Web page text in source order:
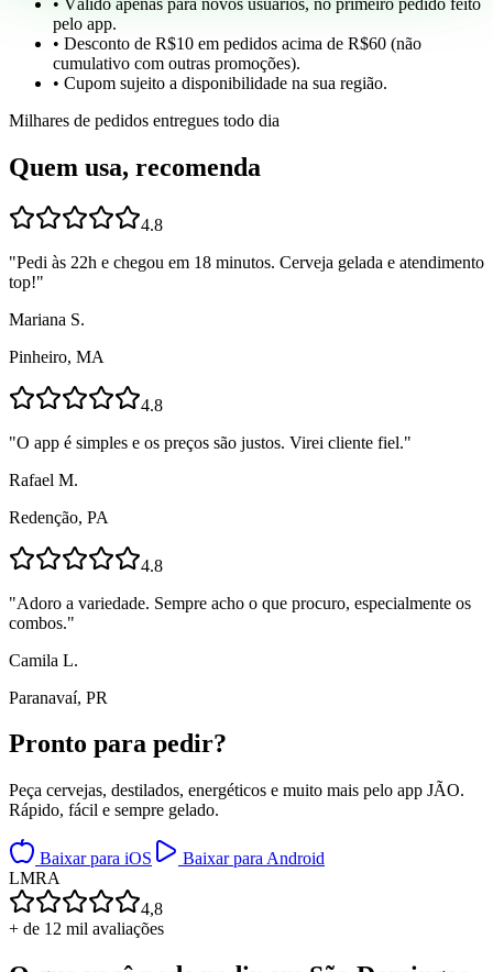
pelo app.
• Desconto de R$10 em pedidos acima de R$60 (não
cumulativo com outras promoções).
• Cupom sujeito a disponibilidade na sua região.
Milhares de pedidos entregues todo dia
Quem usa, recomenda
4.8
"Pedi às 22h e chegou em 18 minutos. Cerveja gelada e atendimento
top!"
Mariana S.
Pinheiro, MA
4.8
"O app é simples e os preços são justos. Virei cliente fiel."
Rafael M.
Redenção, PA
4.8
"Adoro a variedade. Sempre acho o que procuro, especialmente os
combos."
Camila L.
Paranavaí, PR
Pronto para pedir?
Peça cervejas, destilados, energéticos e muito mais pelo app JÃO.
Rápido, fácil e sempre gelado.
Baixar para iOS
Baixar para Android
LMRA
4,8
+ de 12 mil avaliações